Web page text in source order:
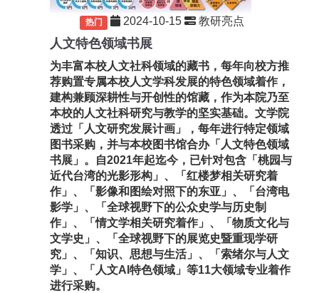
热门 2024-10-15 教研亮点
人文特色领域书展
为丰富本校人文社科领域的藏书， 每年向校方推
荐购置专属本校人文学科发展的特色领域着作，
建构兼顾深耕性与开创性的馆藏， 作为本院乃至
本校的人文社科研究与教学的坚实基础。文学院
透过「人文研究发展计画」，每年进行特定领域
图书采购， 并与本校图书馆合办「人文特色领域
书展」。自2021年起迄今， 已针对包含「桃园与
近代台湾的光影形构」、「 红楼梦相关研究着
作」、「影像和图绘对照下的东亚」、「 台湾电
影学」、「全球视野下的公众史学与历史制
作」、「情文学相关研究着作」、「物质文化与
文学史」、「全球视野下的展览史暨重现学研
究」、「知识、思想与生活」、「索绪尔与人文
学」、「人文AI特色领域」等11大领域专业着作
进行采购。